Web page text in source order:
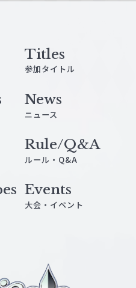
Titles
参加タイトル
News
ニュース
Events
大会・イベント
Rule/Q&A
ルール・Q&A